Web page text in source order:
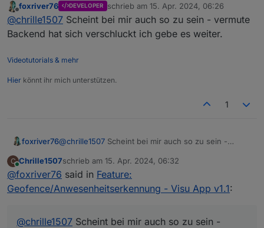
Seit diesem Samstag funktioniert bei mir und
meiner Freundin die Übertragung des Standortes
nicht mehr.
Beide iOS
Standortzugriff auf „immer“
Ist Adapter: Version 3.2.2
Offline
foxriver76 DEVELOPER schrieb am 15. Apr. 2024, 06:26
zuletzt editiert von
@chrille1507 Scheint bei mir auch so zu sein - vermute
Backend hat sich verschluckt ich gebe es weiter.
Videotutorials & mehr
Hier könnt ihr mich unterstützen.
1
foxriver76@chrille1507 Scheint bei mir auch so zu sein -
weiter.
C
Online
Chrille1507schrieb am 15. Apr. 2024, 06:32
zuletzt editiert von
@foxriver76 said in Feature:
Geofence/Anwesenheitserkennung - Visu App v1.1:
@chrille1507 Scheint bei mir auch so zu sein -